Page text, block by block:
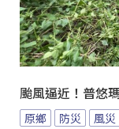
颱風逼近！普悠
原鄉 防災 風災